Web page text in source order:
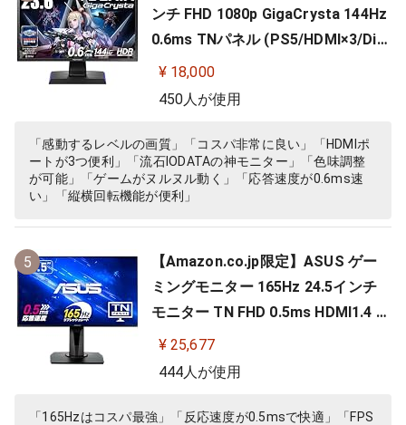
ンチ FHD 1080p GigaCrysta 144Hz
0.6ms TNパネル (PS5/HDMI×3/Dis
playPort/スピーカー付/高さ調整/縦
横回転) EX-LDGC242HTB
¥ 18,000
450人が使用
「感動するレベルの画質」「コスパ非常に良い」「HDMIポ
ートが3つ便利」「流石IODATAの神モニター」「色味調整
が可能」「ゲームがヌルヌル動く」「応答速度が0.6ms速
い」「縦横回転機能が便利」
5
【Amazon.co.jp限定】ASUS ゲー
ミングモニター 165Hz 24.5インチ
モニター TN FHD 0.5ms HDMI1.4 Di
splayPort1.2 DVI-D スピーカー 高
さ調整 縦横回転 VG258QR-J
¥ 25,677
444人が使用
「165Hzはコスパ最強」「反応速度が0.5msで快適」「FPS